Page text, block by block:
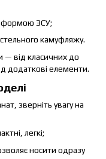
формою ЗСУ;
камуфляжу.
— від класичних до
додаткові елементи.
зверніть увагу на
легкі;
носити одразу